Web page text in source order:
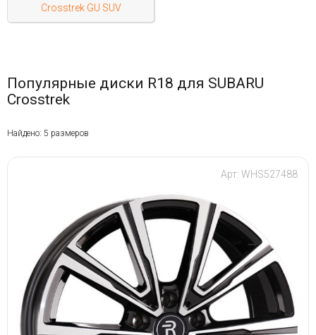
17-
Пт:
C
9:00
21:00
Crosstrek GU SUV
Популярные диски R18 для SUBARU
Crosstrek
Найдено: 5 размеров
Арт: WHS527488